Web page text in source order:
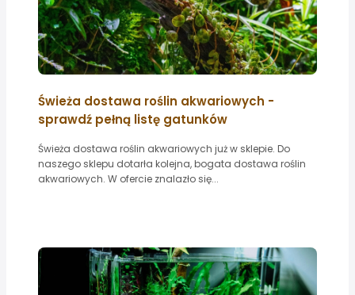
Świeża dostawa roślin akwariowych -
sprawdź pełną listę gatunków
Świeża dostawa roślin akwariowych już w sklepie. Do
naszego sklepu dotarła kolejna, bogata dostawa roślin
akwariowych. W ofercie znalazło się...